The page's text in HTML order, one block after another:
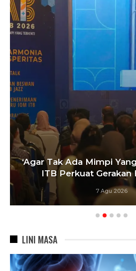
‘Agar Tak Ada Mimpi
ITB Perkuat Gerakan
7 Agu 2026
LINI MASA